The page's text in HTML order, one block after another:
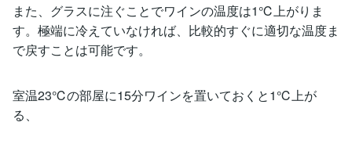
また、グラスに注ぐことでワインの温度は1℃上がりま
す。極端に冷えていなければ、比較的すぐに適切な温度ま
で戻すことは可能です。
室温23℃の部屋に15分ワインを置いておくと1℃上が
る、